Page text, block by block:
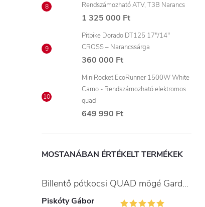
Rendszámozható ATV, T3B Narancs
1 325 000 Ft
Pitbike Dorado DT125 17"/14"
CROSS – Narancssárga
360 000 Ft
MiniRocket EcoRunner 1500W White
Camo - Rendszámozható elektromos
quad
649 990 Ft
MOSTANÁBAN ÉRTÉKELT TERMÉKEK
Billentő pótkocsi QUAD mögé Gardner
Piskóty Gábor